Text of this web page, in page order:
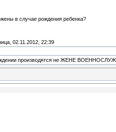
в случае рождения ребенка?
02.11.2012, 22:39
производятся не ЖЕНЕ